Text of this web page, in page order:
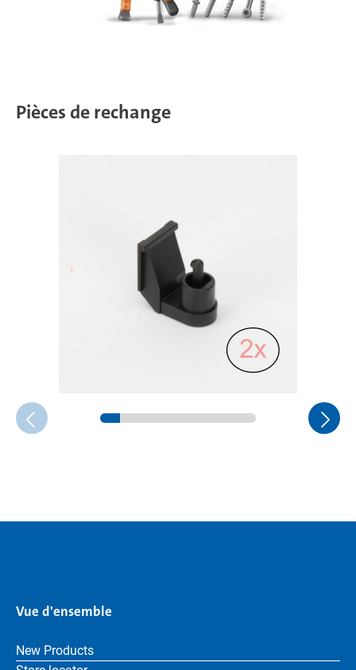
Pièces de rechange
Vue d'ensemble
New Products